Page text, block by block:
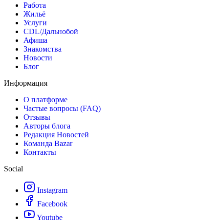
Работа
Жильё
Услуги
CDL/Дальнобой
Афиша
Знакомства
Новости
Блог
Информация
О платформе
Частые вопросы (FAQ)
Отзывы
Авторы блога
Редакция Новостей
Команда Bazar
Контакты
Social
Instagram
Facebook
Youtube